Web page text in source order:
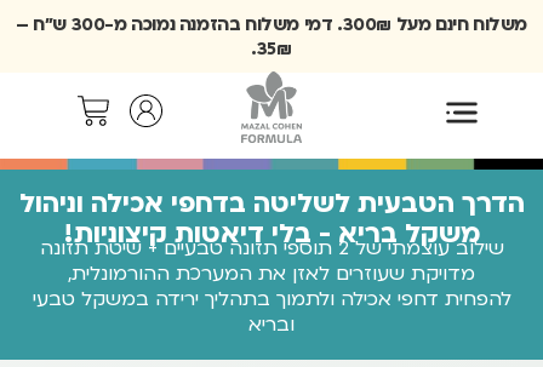
משלוח חינם מעל 300₪. דמי משלוח בהזמנה נמוכה מ-300 ש״ח –
35₪.
הדרך הטבעית לשליטה בדחפי אכילה וניהול
משקל בריא - בלי דיאטות קיצוניות!
שילוב עוצמתי של 2 תוספי תזונה טבעיים + שיטת תזונה
מדויקת שעוזרים לאזן את המערכת ההורמונלית,
להפחית דחפי אכילה ולתמוך בתהליך ירידה במשקל טבעי
ובריא